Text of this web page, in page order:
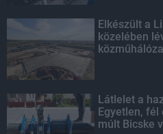
Elkészült a
közelében
Látlelet a
Egyetlen, fél
múlt Bicske